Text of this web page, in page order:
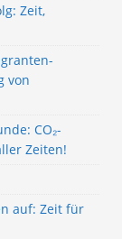
Zeit,
von
CO₂-
Zeiten!
auf: Zeit für